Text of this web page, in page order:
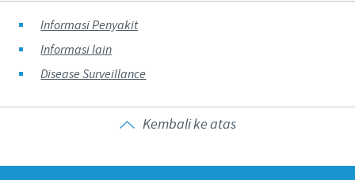
Informasi Penyakit
Informasi lain
Disease Surveillance
Kembali ke atas